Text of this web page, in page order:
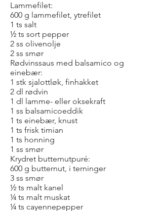
Lammefilet:
600 g lammefilet, ytrefilet
1 ts salt
½ ts sort pepper
2 ss olivenolje
2 ss smør
Rødvinssaus med balsamico og
einebær:
1 stk sjalottløk, finhakket
2 dl rødvin
1 dl lamme- eller oksekraft
1 ss balsamicoeddik
1 ts einebær, knust
1 ts frisk timian
1 ts honning
1 ss smør
Krydret butternutpuré:
600 g butternut, i terninger
3 ss smør
½ ts malt kanel
¼ ts malt muskat
¼ ts cayennepepper